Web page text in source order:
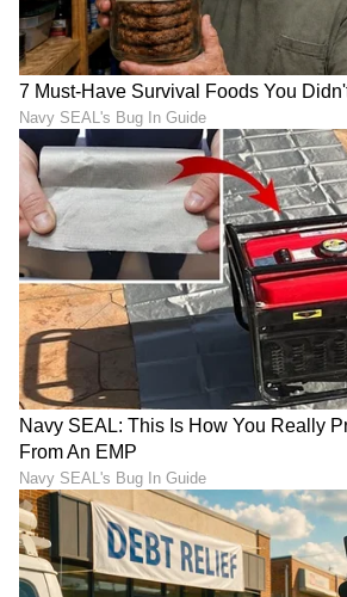
ಕಾರ್ಯಕ್ರಮಗಳು (Kannada TV
ಸುದ್ದಿಗಳು ಮತ್ತು ಇತ್ತೀಚಿನ
ಸುವರ್ಣ ನ್ಯೂಸ್‌ನಲ್ಲಿ ಮನರಂಜನಾ
ಸಿನಿಮಾ ವಿಮರ್ಶೆಗಳು (
ತಾರೆಯರ ಸಂದರ್ಶನಗಳು,
ತೆರೆಮರೆಯ ಕಥೆಗಳು,OTT ರಿಲೀಸ್‌
ಮಾಹಿತಿಯೂ ಇಲ್ಲಿದೆ.
ABOUT THE AUTHOR
SD Suchethana D
Suchetana ಮಲೆನಾಡಿನ ಹೆಬ್ಬಾಗಿಲು
ಒಲಿದದ್ದು ಪತ್ರಿಕೋದ್ಯಮ, ಪ್ರಜಾವಾಣಿಯಲ್ಲಿ 15 ವರ್ಷಗಳ
ಅನುಭವ. ಇದರಲ್ಲಿ 10 ವರ್ಷ ನ್ಯಾಯಾಂಗ
ಮತ್ತು ಮಹಿಳಾ ಸಂವೇದನೆಗೆ ಸಂಬಂಧಿಸಿದ
ಮಾಧ್ಯಮ ಅಕಾಡೆಮಿ, ಮುಂಬೈನ ಲಾಡ್ಲಿ
ರೋಟರಿ ಎಕ್ಸಲೆನ್ಸ್​ ಅವಾರ್ಡ್​ ಸೇರಿದಂತೆ
ಲಭಿಸಿವೆ. ಚೀನಾದಲ್ಲಿ ನಡೆದ ಭಾರತ
ಮಾಧ್ಯಮ ಕ್ಷೇತ್ರದಿಂದ ಪ್ರತಿನಿಧಿಯಾಗಿ
ಕೆಲಸ ಮಾಡಿ ಈಗ ದೂರದರ್ಶನ ಚಂದನದಲ್ಲಿ ಮತ್ತು
ಸುವರ್ಣದಲ್ಲಿ ಫ್ರೀಲ್ಯಾನ್ಸರ್​ ಆಗಿ ಕೆಲಸ
ಬಿಗ್ ಬಾಸ್ ಕನ್ನಡ ಮನರಂಜನಾ ಸುದ್ದಿ ರಕ್ಷಿತಾ